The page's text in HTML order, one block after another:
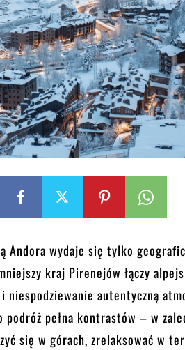
Andora wydaje się tylko
kraj Pirenejów łączy
autentyczną
podróż pełna kontrastów – w
się w górach, zrelaksować w